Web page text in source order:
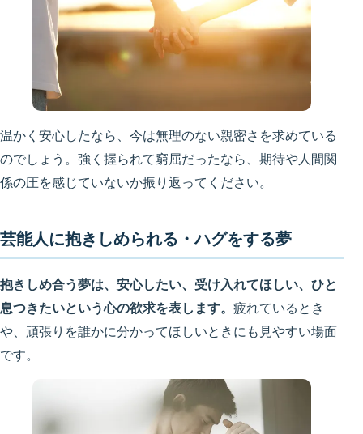
温かく安心したなら、今は無理のない親密さを求めている
のでしょう。強く握られて窮屈だったなら、期待や人間関
係の圧を感じていないか振り返ってください。
芸能人に抱きしめられる・ハグをする夢
抱きしめ合う夢は、安心したい、受け入れてほしい、ひと
息つきたいという心の欲求を表します。 疲れているとき
や、頑張りを誰かに分かってほしいときにも見やすい場面
です。